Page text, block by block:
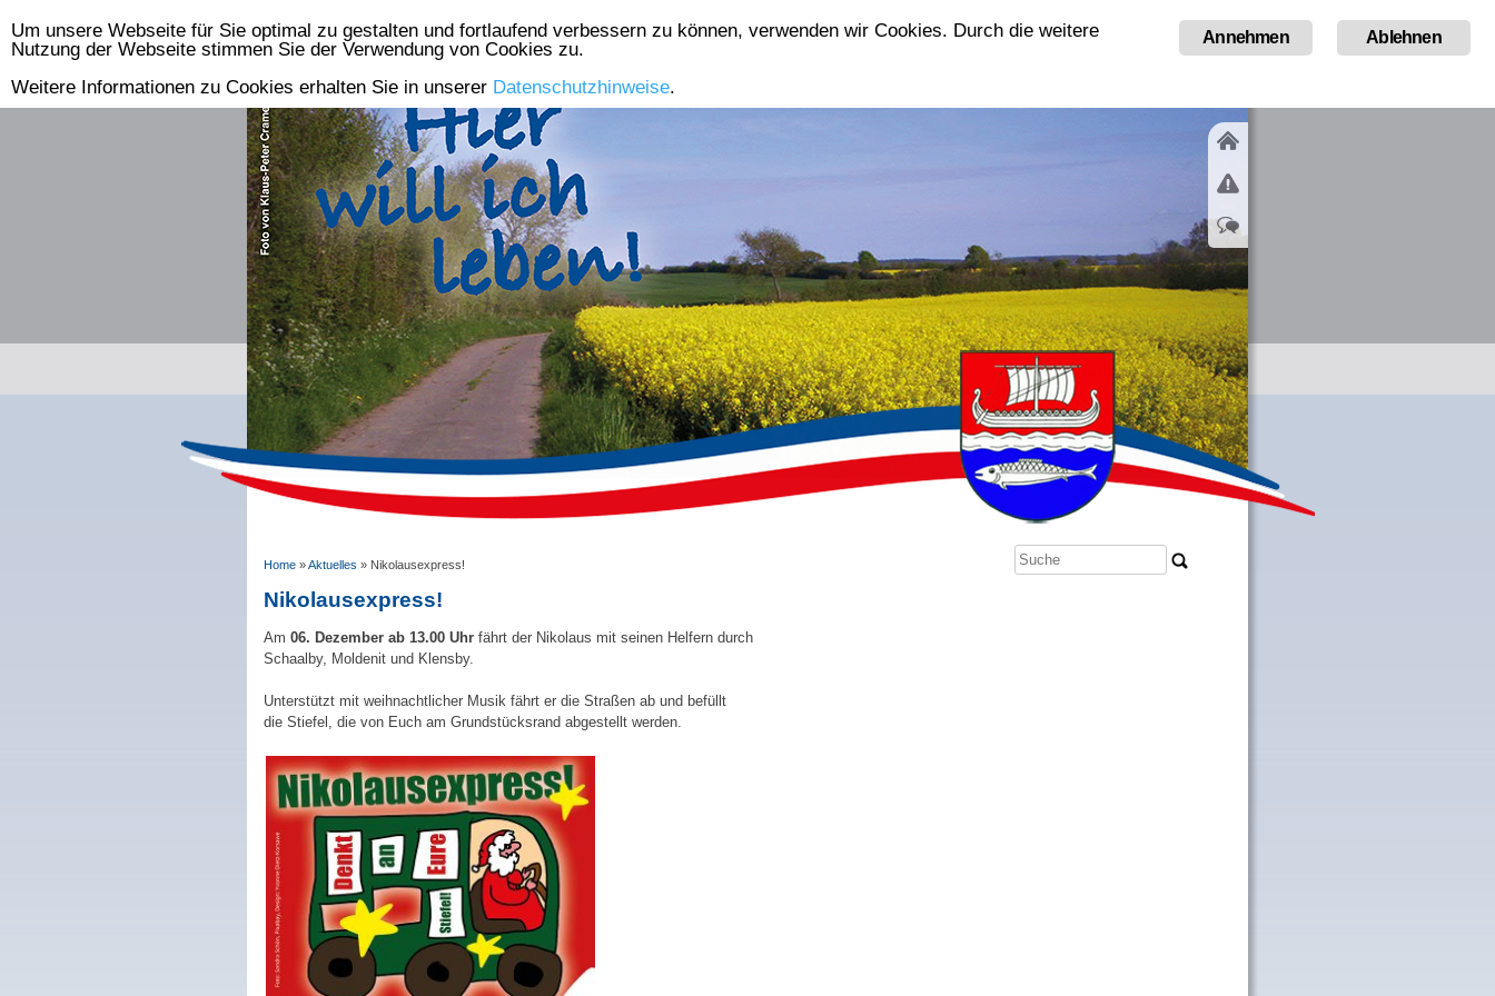
Skip
content
Die Gemeinde Aktuelles Gewerbe Vereine Tourismus
Home »Aktuelles » Nikolausexpress!
Nikolausexpress!
Am 06. Dezember ab 13.00 Uhr fährt der Nikolaus mit seinen Helfern durch
Schaalby, Moldenit und Klensby.
Unterstützt mit weihnachtlicher Musik fährt er die Straßen ab und befüllt
die Stiefel, die von Euch am Grundstücksrand abgestellt werden.
Ablehnen
Annehmen
Um unsere Webseite für Sie optimal zu gestalten und fortlaufend verbessern zu können, verwenden wir Cookies. Durch die weitere
Nutzung der Webseite stimmen Sie der Verwendung von Cookies zu.
Weitere Informationen zu Cookies erhalten Sie in unserer Datenschutzhinweise.